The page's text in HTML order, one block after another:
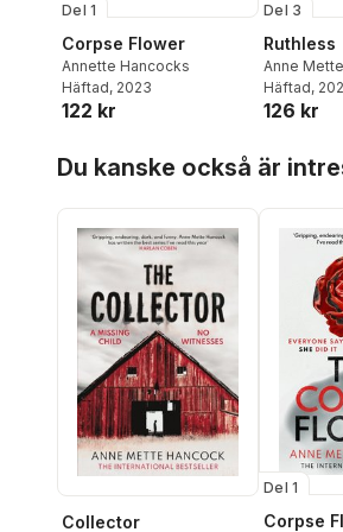
Del 1
Corpse Flower
Annette Hancocks
Häftad, 2023
122 kr
Del 3
Ruthless
Anne
Häftad,
126 kr
Du kanske också är
Collector
Del 1
Corpse